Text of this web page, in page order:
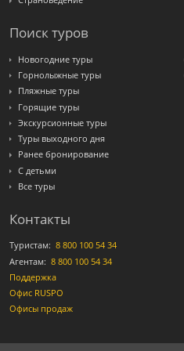
Поиск туров
Новогодние туры
Горнолыжные туры
Пляжные туры
Горящие туры
Экскурсионные туры
Туры выходного дня
Ранее бронирование
С детьми
Все туры
Контакты
Туристам: 8 800 100 54 34
Агентам: 8 800 100 54 34
Поддержка
Офис RUSPO
Офисы продаж